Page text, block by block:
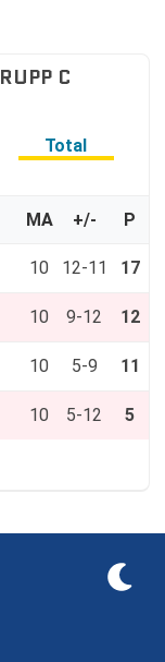
C
Total
MA +/- P
10 12-11 17
10 9-12 12
10 5-9 11
10 5-12 5